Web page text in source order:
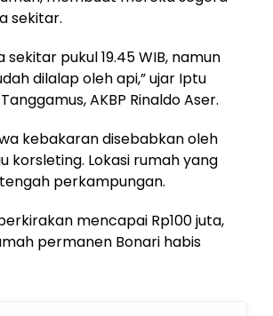
sekitar.
pukul 19.45 WIB, namun
dilalap oleh api,” ujar Iptu
AKBP Rinaldo Aser.
kebakaran disebabkan oleh
korsleting. Lokasi rumah yang
perkampungan.
mencapai Rp100 juta,
permanen Bonari habis